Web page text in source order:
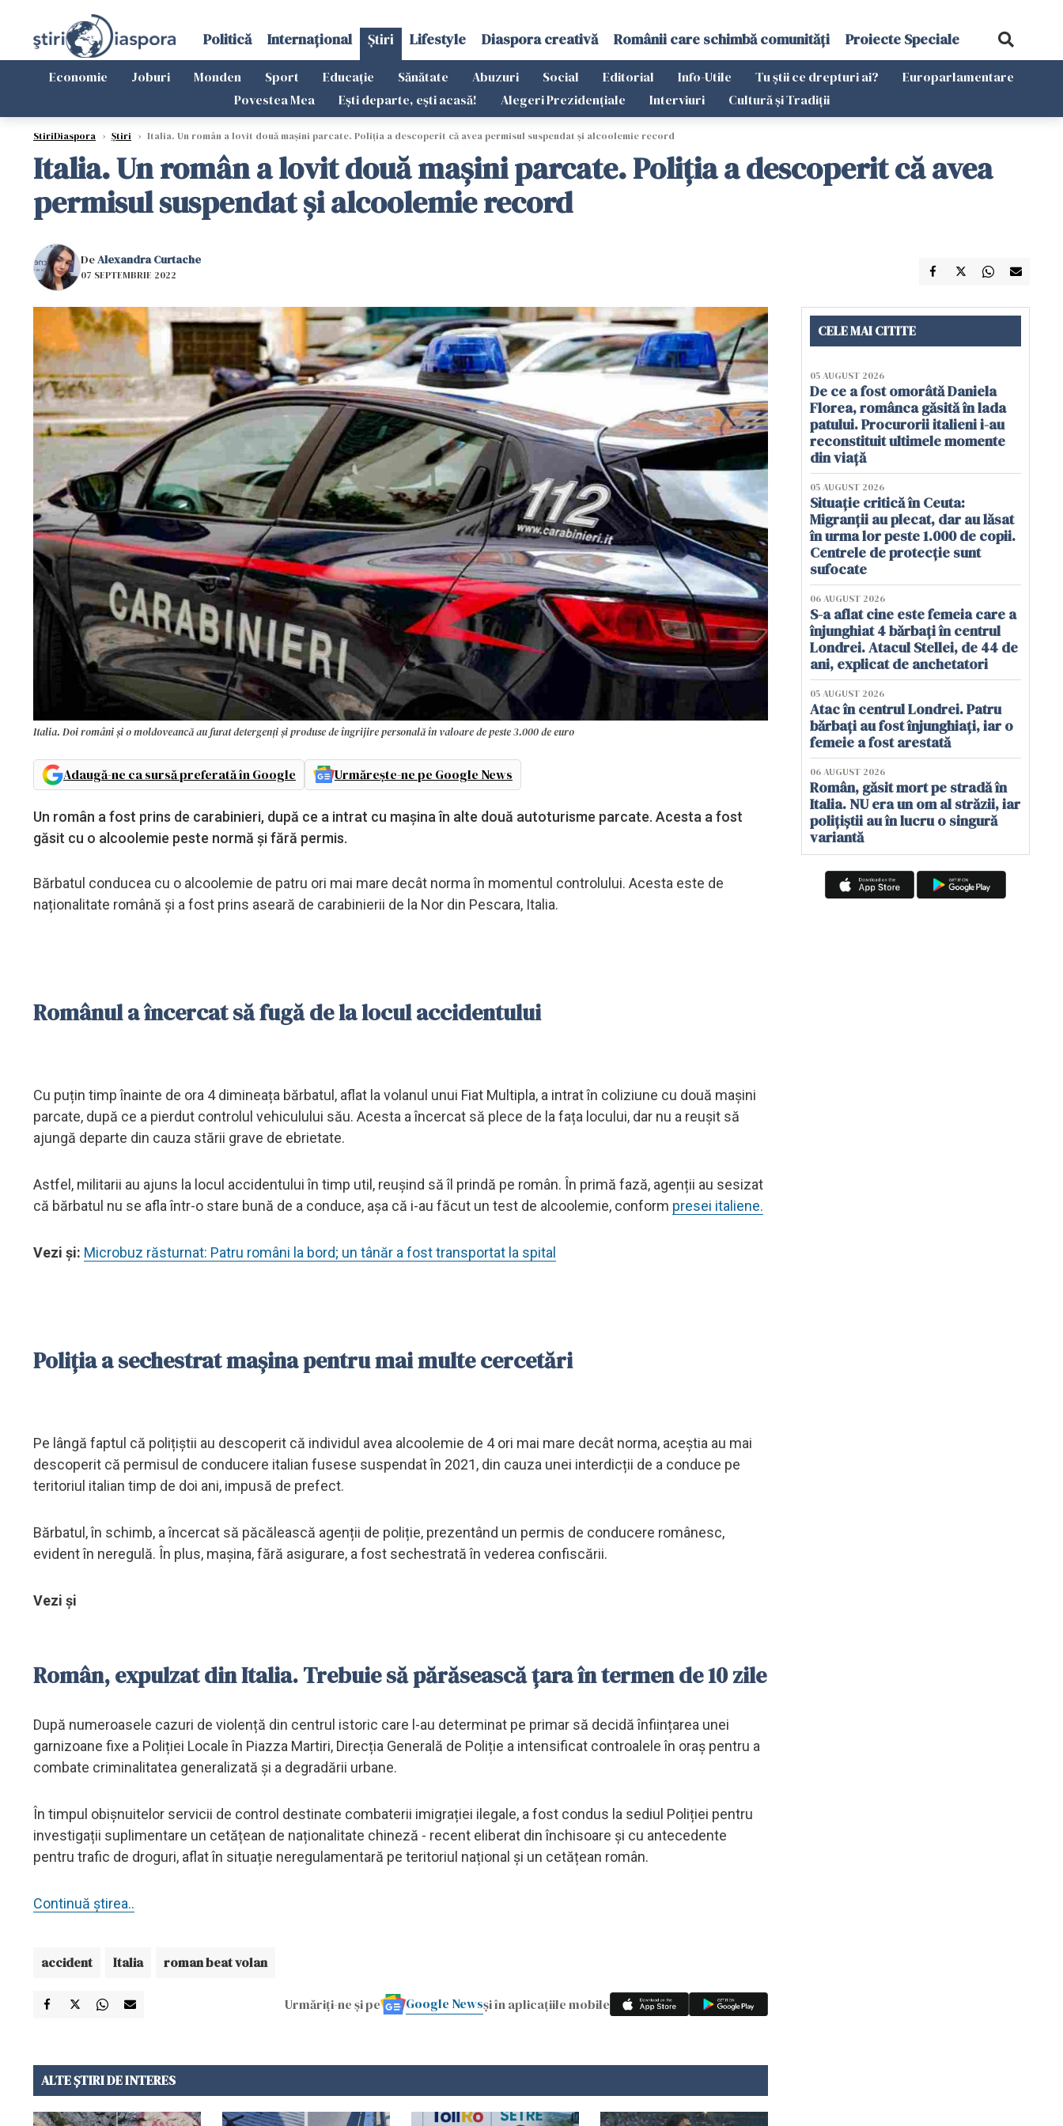
Politică Internațional Știri Lifestyle Diaspora creativă Românii care schimbă comunități Proiecte Speciale
Economie Joburi Monden Sport Educație Sănătate Abuzuri Social Editorial Info-Utile Tu știi ce drepturi ai?
Europarlamentare
Povestea Mea
Ești departe, ești acasă! Alegeri Prezidențiale Interviuri Cultură și Tradiții
StiriDiaspora › Știri › Italia. Un român a lovit două mașini parcate. Poliția a descoperit că avea permisul suspendat și alcoolemie record
Italia. Un român a lovit două mașini parcate. Poliția a descoperit că avea
permisul suspendat și alcoolemie record
DeAlexandra Curtache
07 SEPTEMBRIE 2022
Italia. Doi români și o moldoveancă au furat detergenți și produse de îngrijire personală în valoare de peste 3.000 de euro
Adaugă-ne ca sursă preferată în Google Urmărește-ne pe Google News
Un român a fost prins de carabinieri, după ce a intrat cu mașina în alte două autoturisme parcate. Acesta a fost
găsit cu o alcoolemie peste normă și fără permis.
Bărbatul conducea cu o alcoolemie de patru ori mai mare decât norma în momentul controlului. Acesta este de
naționalitate română și a fost prins aseară de carabinierii de la Nor din Pescara, Italia.
Românul a încercat să fugă de la locul accidentului
Cu puțin timp înainte de ora 4 dimineața bărbatul, aflat la volanul unui Fiat Multipla, a intrat în coliziune cu două mașini
parcate, după ce a pierdut controlul vehiculului său. Acesta a încercat să plece de la fața locului, dar nu a reușit să
ajungă departe din cauza stării grave de ebrietate.
Astfel, militarii au ajuns la locul accidentului în timp util, reușind să îl prindă pe român. În primă fază, agenții au sesizat
că bărbatul nu se afla într-o stare bună de a conduce, așa că i-au făcut un test de alcoolemie, conform presei italiene.
Vezi și: Microbuz răsturnat: Patru români la bord; un tânăr a fost transportat la spital
Poliția a sechestrat mașina pentru mai multe cercetări
Pe lângă faptul că polițiștii au descoperit că individul avea alcoolemie de 4 ori mai mare decât norma, aceștia au mai
descoperit că permisul de conducere italian fusese suspendat în 2021, din cauza unei interdicții de a conduce pe
teritoriul italian timp de doi ani, impusă de prefect.
Bărbatul, în schimb, a încercat să păcălească agenții de poliție, prezentând un permis de conducere românesc,
evident în neregulă. În plus, mașina, fără asigurare, a fost sechestrată în vederea confiscării.
Vezi și
Român, expulzat din Italia. Trebuie să părăsească țara în termen de 10 zile
După numeroasele cazuri de violență din centrul istoric care l-au determinat pe primar să decidă înființarea unei
garnizoane fixe a Poliției Locale în Piazza Martiri, Direcția Generală de Poliție a intensificat controalele în oraș pentru a
combate criminalitatea generalizată și a degradării urbane.
În timpul obișnuitelor servicii de control destinate combaterii imigrației ilegale, a fost condus la sediul Poliției pentru
investigații suplimentare un cetățean de naționalitate chineză - recent eliberat din închisoare și cu antecedente
pentru trafic de droguri, aflat în situație neregulamentară pe teritoriul național și un cetățean român.
Continuă știrea..
accident Italia roman beat volan
Urmăriți-ne și pe Google Newsși în aplicațiile mobile
ALTE ȘTIRI DE INTERES
CELE MAI CITITE
05 AUGUST 2026
De ce a fost omorâtă Daniela
Florea, românca găsită în lada
patului. Procurorii italieni i-au
reconstituit ultimele momente
din viață
05 AUGUST 2026
Situație critică în Ceuta:
Migranții au plecat, dar au lăsat
în urma lor peste 1.000 de copii.
Centrele de protecție sunt
sufocate
06 AUGUST 2026
S-a aflat cine este femeia care a
înjunghiat 4 bărbați în centrul
Londrei. Atacul Stellei, de 44 de
ani, explicat de anchetatori
05 AUGUST 2026
Atac în centrul Londrei. Patru
bărbați au fost înjunghiați, iar o
femeie a fost arestată
06 AUGUST 2026
Român, găsit mort pe stradă în
Italia. NU era un om al străzii, iar
polițiștii au în lucru o singură
variantă